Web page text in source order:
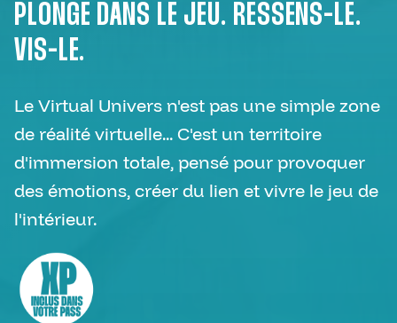
XP VIRTUAL —
PLONGE DANS LE JEU. RESSENS-LE.
VIS-LE.
Le Virtual Univers n'est pas une simple zone
de réalité virtuelle... C'est un territoire
d'immersion totale, pensé pour provoquer
des émotions, créer du lien et vivre le jeu de
l'intérieur.